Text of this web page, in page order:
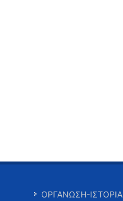
ΟΡΓΑΝΩΣΗ-ΙΣΤΟΡΙΑ